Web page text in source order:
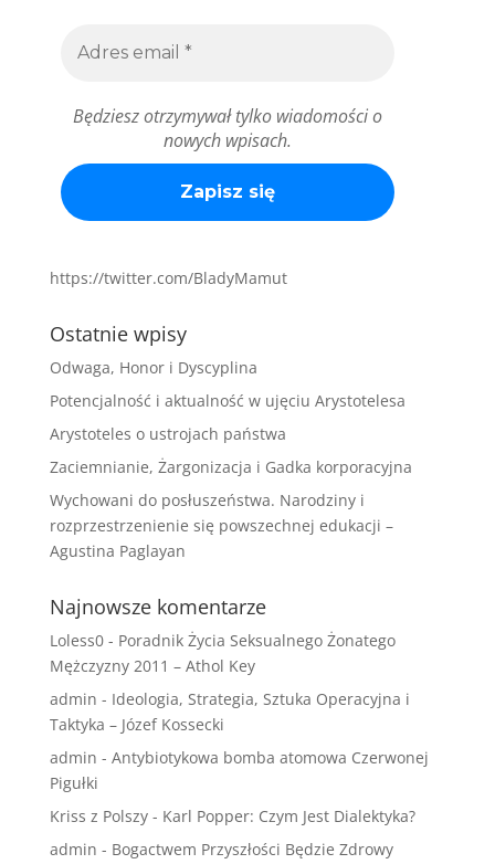
Będziesz otrzymywał tylko wiadomości o
nowych wpisach.
https://twitter.com/BladyMamut
Ostatnie wpisy
Odwaga, Honor i Dyscyplina
Potencjalność i aktualność w ujęciu Arystotelesa
Arystoteles o ustrojach państwa
Zaciemnianie, Żargonizacja i Gadka korporacyjna
Wychowani do posłuszeństwa. Narodziny i
rozprzestrzenienie się powszechnej edukacji –
Agustina Paglayan
Najnowsze komentarze
Loless0- Poradnik Życia Seksualnego Żonatego
Mężczyzny 2011 – Athol Key
admin - Ideologia, Strategia, Sztuka Operacyjna i
Taktyka – Józef Kossecki
admin - Antybiotykowa bomba atomowa Czerwonej
Pigułki
Kriss z Polszy- Karl Popper: Czym Jest Dialektyka?
admin - Bogactwem Przyszłości Będzie Zdrowy